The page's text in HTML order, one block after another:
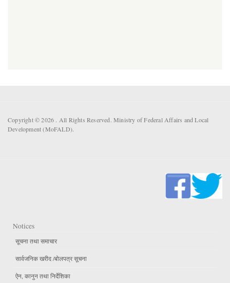
Copyright © 2026 . All Rights Reserved. Ministry of Federal Affairs and Local
Development (MoFALD).
Notices
सूचना तथा समाचार
सार्वजनिक खरीद /बोलपत्र सूचना
ऐन, कानुन तथा निर्देशिका